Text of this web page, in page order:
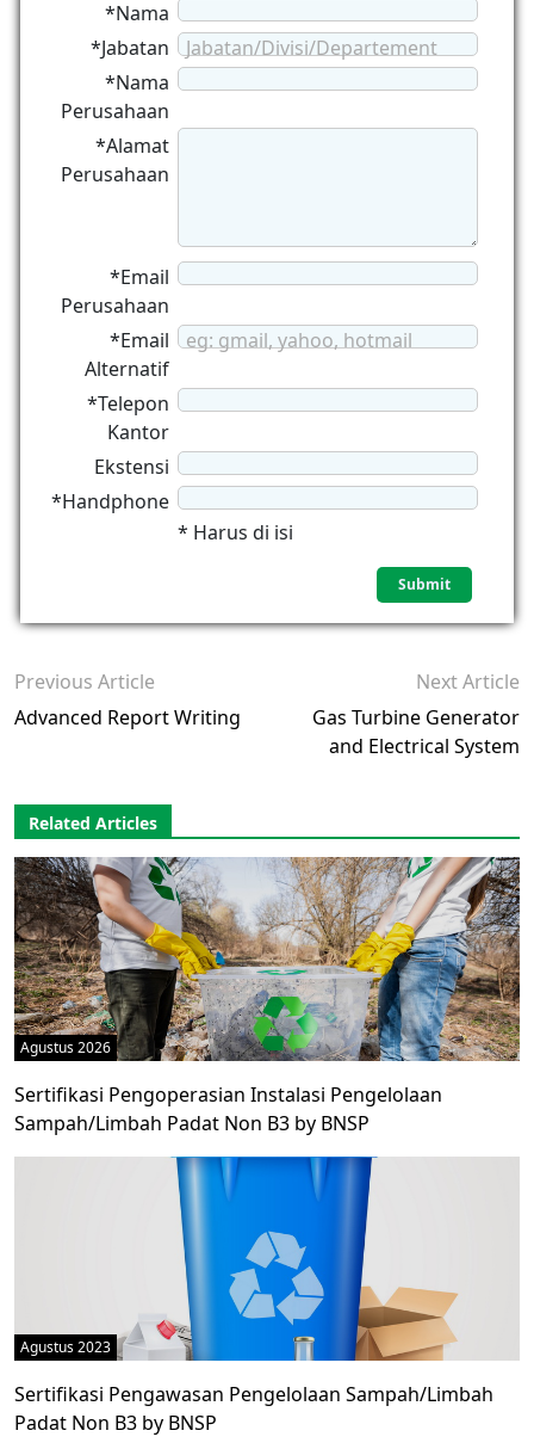
*Nama
*Jabatan
Jabatan/Divisi/Departement
*Nama
Perusahaan
*Alamat
Perusahaan
*Email
Perusahaan
*Email
Alternatif
eg: gmail, yahoo, hotmail
*Telepon
Kantor
Ekstensi
*Handphone
* Harus di isi
Previous Article
Advanced Report Writing
Next Article
Gas Turbine Generator
and Electrical System
Related Articles
Agustus 2026
Sertifikasi Pengoperasian Instalasi Pengelolaan
Sampah/Limbah Padat Non B3 by BNSP
Agustus 2023
Sertifikasi Pengawasan Pengelolaan Sampah/Limbah
Padat Non B3 by BNSP